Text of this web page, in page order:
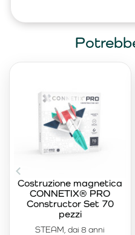
STEAM, dai 8 anni
Costruzione magnetica
CONNETIX® PRO
Constructor Set 70
pezzi